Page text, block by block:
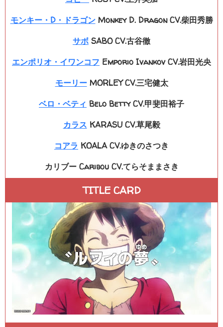
モンキー・D・ドラゴンMonkey D. Dragon CV.柴田秀勝
サボ SABO CV.古谷徹
エンポリオ・イワンコフ Emporio Ivankov CV.岩田光央
モーリーMORLEY CV.三宅健太
ベロ・ベティ Belo Betty CV.甲斐田裕子
カラス KARASU CV.草尾毅
コアラ KOALA CV.ゆきのさつき
カリブー Caribou CV.てらそままさき
TITLE CARD